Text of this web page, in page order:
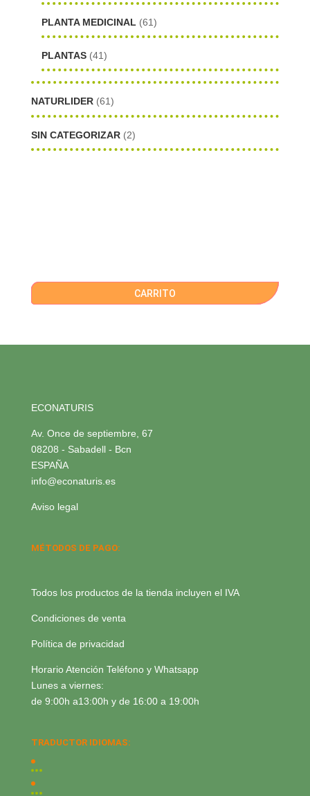
PLANTA MEDICINAL (61)
PLANTAS (41)
NATURLIDER (61)
SIN CATEGORIZAR (2)
CARRITO
ECONATURIS
Av. Once de septiembre, 67
08208 - Sabadell - Bcn
ESPAÑA
info@econaturis.es
Aviso legal
MÉTODOS DE PAGO:
Todos los productos de la tienda incluyen el IVA
Condiciones de venta
Política de privacidad
Horario Atención Teléfono y Whatsapp
Lunes a viernes:
de 9:00h a13:00h y de 16:00 a 19:00h
TRADUCTOR IDIOMAS: